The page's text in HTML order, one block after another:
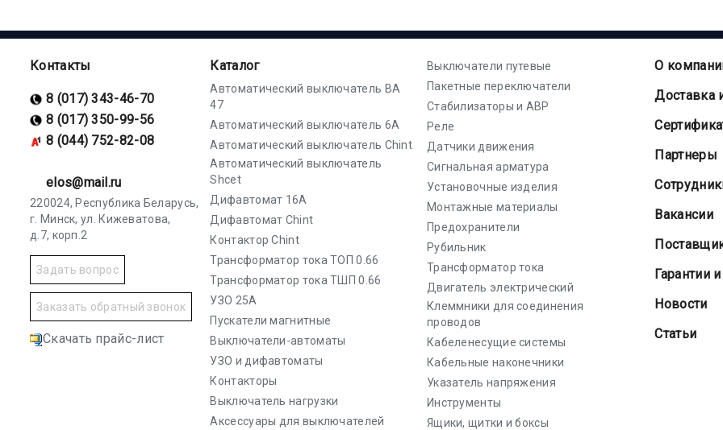
Контакты
8 (017) 343-46-70
8 (017) 350-99-56
8 (044) 752-82-08
elos@mail.ru
220024, Республика Беларусь,
г. Минск, ул. Кижеватова,
д.7, корп.2
Задать вопрос
Заказать обратный звонок
Скачать прайс-лист
Каталог
Автоматический выключатель ВА
47
Автоматический выключатель 6А
Автоматический выключатель Chint
Автоматический выключатель
Shcet
Дифавтомат 16А
Дифавтомат Chint
Контактор Chint
Трансформатор тока ТОП 0.66
Трансформатор тока ТШП 0.66
УЗО 25А
Пускатели магнитные
Выключатели-автоматы
УЗО и дифавтоматы
Контакторы
Выключатель нагрузки
Аксессуары для выключателей
Выключатели путевые
Пакетные переключатели
Стабилизаторы и АВР
Реле
Датчики движения
Сигнальная арматура
Установочные изделия
Монтажные материалы
Предохранители
Рубильник
Трансформатор тока
Двигатель электрический
Клеммники для соединения
проводов
Кабеленесущие системы
Кабельные наконечники
Указатель напряжения
Инструменты
Ящики, щитки и боксы
О
Доставка
Партнеры
Вакансии
Гарантии
Новости
Статьи